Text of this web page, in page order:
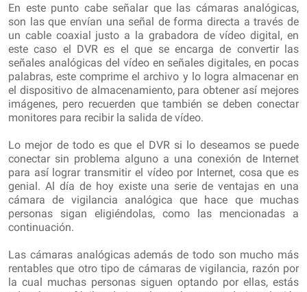
En este punto cabe señalar que las cámaras analógicas,
son las que envían una señal de forma directa a través de
un cable coaxial justo a la grabadora de vídeo digital, en
este caso el DVR es el que se encarga de convertir las
señales analógicas del vídeo en señales digitales, en pocas
palabras, este comprime el archivo y lo logra almacenar en
el dispositivo de almacenamiento, para obtener así mejores
imágenes, pero recuerden que también se deben conectar
monitores para recibir la salida de vídeo.
Lo mejor de todo es que el DVR si lo deseamos se puede
conectar sin problema alguno a una conexión de Internet
para así lograr transmitir el vídeo por Internet, cosa que es
genial. Al día de hoy existe una serie de ventajas en una
cámara de vigilancia analógica que hace que muchas
personas sigan eligiéndolas, como las mencionadas a
continuación.
Las cámaras analógicas además de todo son mucho más
rentables que otro tipo de cámaras de vigilancia, razón por
la cual muchas personas siguen optando por ellas, estás